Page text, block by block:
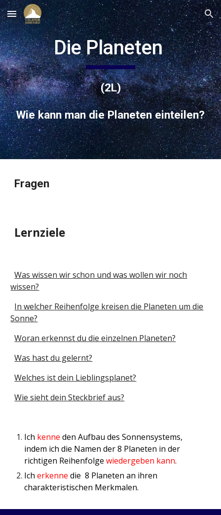
Skip to main content Skip to navigation
Die Planeten
(2L)
Wie kann man die Planeten einteilen?
Fragen
Lernziele
Was wissen wir schon und was wollen wir noch
wissen?
In welcher Reihenfolge kreisen die Planeten um die
Sonne?
Woran erkennst du die einzelnen Planeten?
Was hast du gelernt?
Welches ist dein Lieblingsplanet?
Wie sieht dein Steckbrief aus?
Ich kenneden Aufbau des Sonnensystems,
indem ich die Namen der 8 Planeten in der
richtigen Reihenfolgewiedergeben kann.
Icherkennedie 8 Planeten an ihren
charakteristischen Merkmalen.